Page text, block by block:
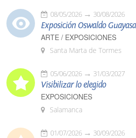
08/05/2026 30/08/2026
Exposición Oswaldo
ARTE / EXPOSICIONES
Santa Marta de Tormes
05/06/2026 31/03/2027
Visibilizar lo elegido
EXPOSICIONES
Salamanca
01/07/2026 30/09/2026